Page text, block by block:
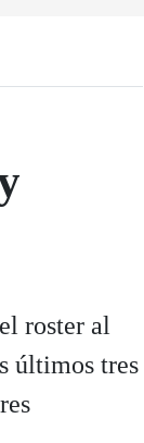
roster al
últimos tres